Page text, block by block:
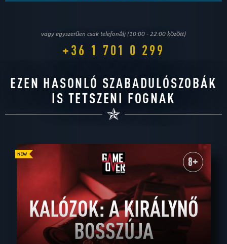
vagy egyszerűen csak telefonálj (10:00 - 22:00 között)
+36 1 701 0 299
EZEN HASONLÓ SZABADULÓSZOBÁK
IS TETSZENI FOGNAK
8+
KALÓZOK: A KIRÁLYNŐ
BOSSZÚJA